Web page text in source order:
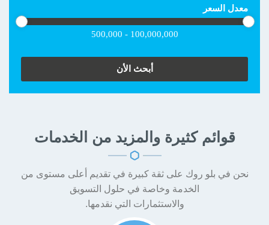
معدل السعر
500,000 - 100,000,000
قوائم كثيرةوالمزيد من الخدمات
نحن في بلو روك على ثقة كبيرة في تقديم أعلى مستوى من
الخدمة وخاصة في حلول التسويق
والاستثمارات التي نقدمها.